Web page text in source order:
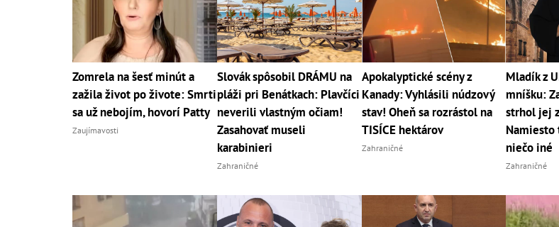
Zomrela na šesť minút a
zažila život po živote: Smrti
sa už nebojím, hovorí Patty
Zaujímavosti
Slovák spôsobil DRÁMU na
pláži pri Benátkach: Plavčíci
neverili vlastným očiam!
Zasahovať museli
karabinieri
Zahraničné
Apokalyptické scény z
Kanady: Vyhlásili núdzový
stav! Oheň sa rozrástol na
TISÍCE hektárov
Zahraničné
Mladík z
mníšku:
strhol jej
Namiesto
niečo iné
Zahraničné